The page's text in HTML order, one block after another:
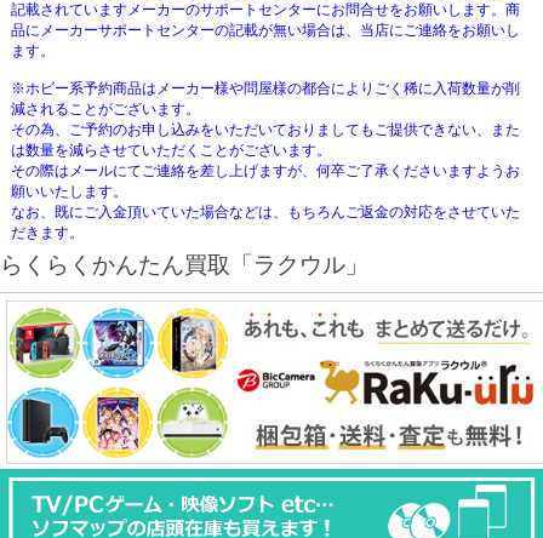
記載されていますメーカーのサポートセンターにお問合せをお願いします。商
品にメーカーサポートセンターの記載が無い場合は、当店にご連絡をお願いし
ます。
※ホビー系予約商品はメーカー様や問屋様の都合によりごく稀に入荷数量が削
減されることがございます。
その為、ご予約のお申し込みをいただいておりましてもご提供できない、また
は数量を減らさせていただくことがございます。
その際はメールにてご連絡を差し上げますが、何卒ご了承くださいますようお
願いいたします。
なお、既にご入金頂いていた場合などは、もちろんご返金の対応をさせていた
だきます。
らくらくかんたん買取「ラクウル」